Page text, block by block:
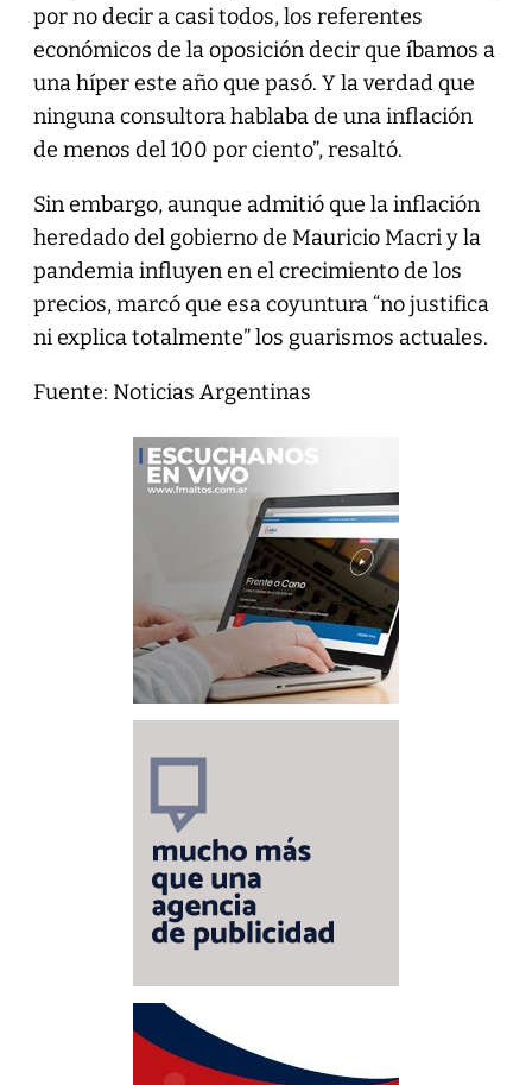
por no decir a casi todos, los referentes
económicos de la oposición decir que íbamos a
una híper este año que pasó. Y la verdad que
ninguna consultora hablaba de una inflación
de menos del 100 por ciento”, resaltó.
Sin embargo, aunque admitió que la inflación
heredado del gobierno de Mauricio Macri y la
pandemia influyen en el crecimiento de los
precios, marcó que esa coyuntura “no justifica
ni explica totalmente” los guarismos actuales.
Fuente: Noticias Argentinas